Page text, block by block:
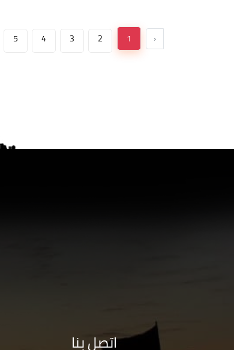
‹
1
2
3
4
5
اتصل بنا